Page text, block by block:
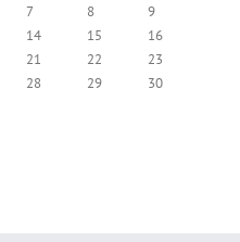
7 8
9
14 15
16
21 22
23
28 29
30